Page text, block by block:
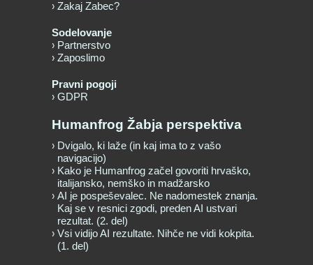
Zakaj Zabec?
Sodelovanje
Partnerstvo
Zaposlimo
Pravni pogoji
GDPR
Humanfrog Žabja perspektiva
Dvigalo, ki laže (in kaj ima to z vašo
navigacijo)
Kako je Humanfrog začel govoriti hrvaško,
italijansko, nemško in madžarsko
AI je pospeševalec. Ne nadomestek znanja.
Kaj se v resnici zgodi, preden AI ustvari
rezultat. (2. del)
Vsi vidijo AI rezultate. Nihče ne vidi kokpita.
(1. del)